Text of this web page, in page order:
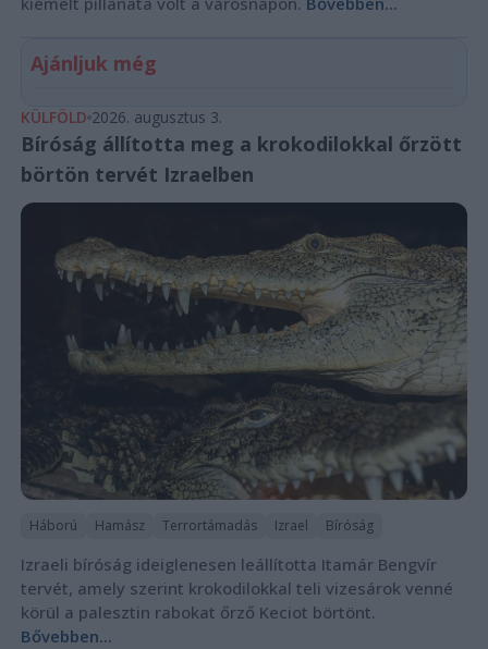
Ajánljuk még
KÜLFÖLD 2026. augusztus 3.
Bíróság állította meg a krokodilokkal őrzött
börtön tervét Izraelben
Háború Hamász Terrortámadás Izrael Bíróság
Izraeli bíróság ideiglenesen leállította Itamár Bengvír
tervét, amely szerint krokodilokkal teli vizesárok venné
körül a palesztin rabokat őrző Keciot börtönt.
Bővebben...